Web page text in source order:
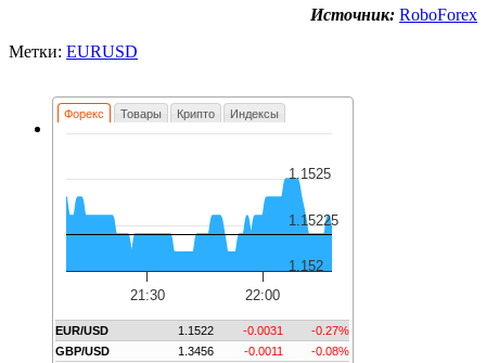
Источник: RoboForex
Метки: EURUSD
Форекс Товары Крипто Индексы
21:30 22:00
1.152
1.15225
1.1525
EUR/USD 1.1522 -0.0031
-0.27%
GBP/USD
1.3456 -0.0011
-0.08%